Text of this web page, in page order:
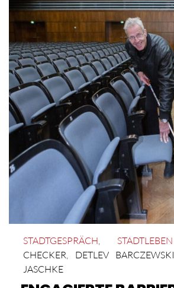
STADTGESPRÄCH STADTLEBEN
CHECKER
DETLEV
JASCHKE